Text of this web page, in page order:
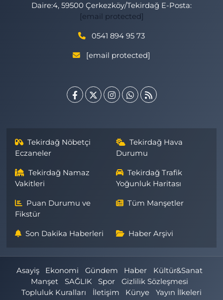
Daire:4, 59500 Çerkezköy/Tekirdağ E-Posta:
[email protected]
0541 894 95 73
[email protected]
Tekirdağ Nöbetçi
Eczaneler
Tekirdağ Hava
Durumu
Tekirdağ Namaz
Vakitleri
Tekirdağ Trafik
Yoğunluk Haritası
Puan Durumu ve
Fikstür
Tüm Manşetler
Son Dakika Haberleri Haber Arşivi
Asayiş Ekonomi Gündem Haber
Kültür&Sanat
Manşet
SAĞLIK Spor
Gizlilik Sözleşmesi
Topluluk Kuralları
İletişim Künye Yayın İlkeleri